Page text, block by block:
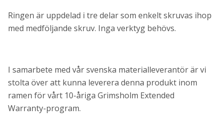
Ringen är uppdelad i tre delar som enkelt skruvas ihop
med medföljande skruv. Inga verktyg behövs.
I samarbete med vår svenska materialleverantör är vi
stolta över att kunna leverera denna produkt inom
ramen för vårt 10-åriga Grimsholm Extended
Warranty-program.